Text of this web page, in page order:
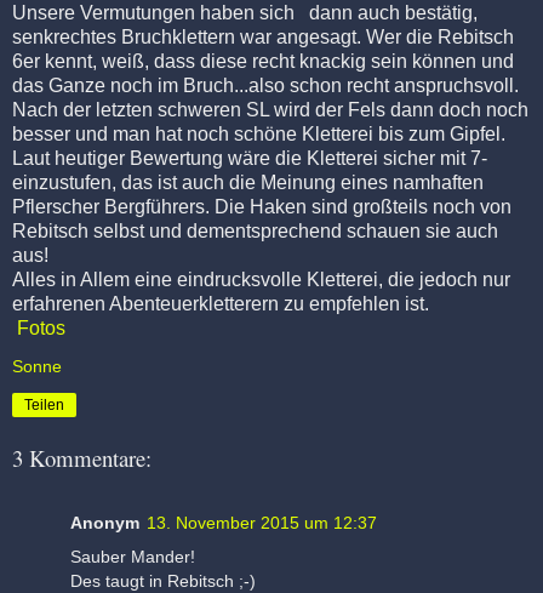
Unsere Vermutungen haben sich dann auch bestätig,
senkrechtes Bruchklettern war angesagt. Wer die Rebitsch
6er kennt, weiß, dass diese recht knackig sein können und
das Ganze noch im Bruch...also schon recht anspruchsvoll.
Nach der letzten schweren SL wird der Fels dann doch noch
besser und man hat noch schöne Kletterei bis zum Gipfel.
Laut heutiger Bewertung wäre die Kletterei sicher mit 7-
einzustufen, das ist auch die Meinung eines namhaften
Pflerscher Bergführers. Die Haken sind großteils noch von
Rebitsch selbst und dementsprechend schauen sie auch
aus!
Alles in Allem eine eindrucksvolle Kletterei, die jedoch nur
erfahrenen Abenteuerkletterern zu empfehlen ist.
Fotos
Sonne
Teilen
3 Kommentare:
Anonym 13. November 2015 um 12:37
Sauber Mander!
Des taugt in Rebitsch ;-)